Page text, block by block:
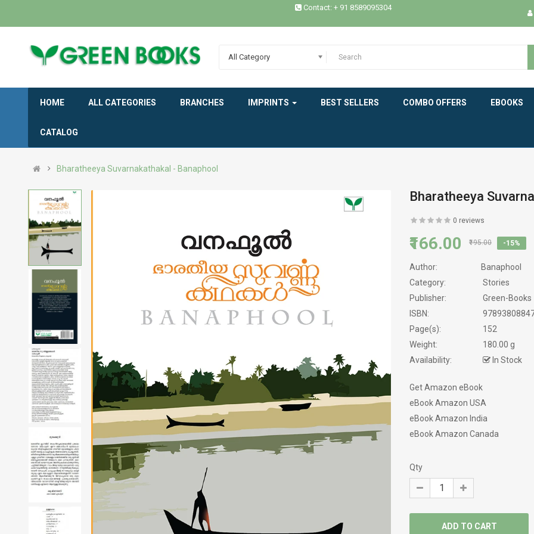
Contact: + 91 8589095304
All Category
HOME ALL CATEGORIES BRANCHES IMPRINTS BEST SELLERS COMBO OFFERS EBOOKS
CATALOG
Bharatheeya Suvarnakathakal - Banaphool
Bharatheeya
0 reviews
₹166.00 ₹195.00 -15%
Author:
Banaphool
Category:
Stories
Publisher:
Green-Books
ISBN:
Page(s):
152
Weight:
180.00 g
Availability:
In Stock
Get Amazon eBook
eBook Amazon USA
eBook Amazon India
eBook Amazon Canada
Qty
INDIAN LITERATURE
NOVELS
PHILOSOPHY / SPIRITUALITY
POEMS
PRAVASAM
SATIRE
SCREEN PLAY
SELF HELP